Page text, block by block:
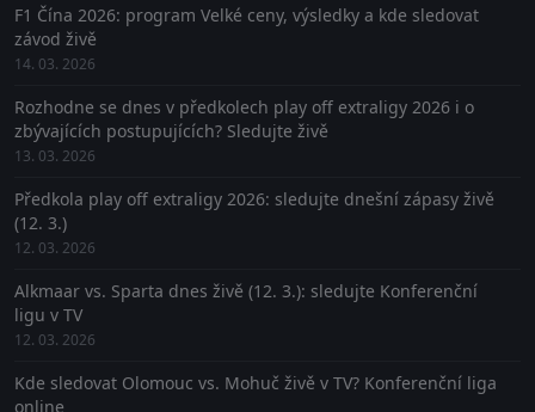
F1 Čína 2026: program Velké ceny, výsledky a kde sledovat
závod živě
14. 03. 2026
Rozhodne se dnes v předkolech play off extraligy 2026 i o
zbývajících postupujících? Sledujte živě
13. 03. 2026
Předkola play off extraligy 2026: sledujte dnešní zápasy živě
(12. 3.)
12. 03. 2026
Alkmaar vs. Sparta dnes živě (12. 3.): sledujte Konferenční
ligu v TV
12. 03. 2026
Kde sledovat Olomouc vs. Mohuč živě v TV? Konferenční liga
online